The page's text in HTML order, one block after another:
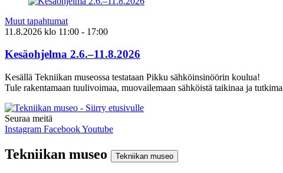
Muut tapahtumat
11.8.2026 klo 11:00 - 17:00
Kesäohjelma 2.6.–11.8.2026
Kesällä Tekniikan museossa testataan Pikku sähköinsinöörin koulua!
Tule rakentamaan tuulivoimaa, muovailemaan sähköistä taikinaa ja
Seuraa meitä
Instagram FacebookYoutube
Tekniikan museo Tekniikan museo